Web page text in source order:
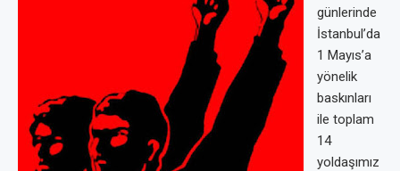
günlerinde
İstanbul’da
1 Mayıs’a
yönelik
baskınları
ile toplam
14
yoldaşımız